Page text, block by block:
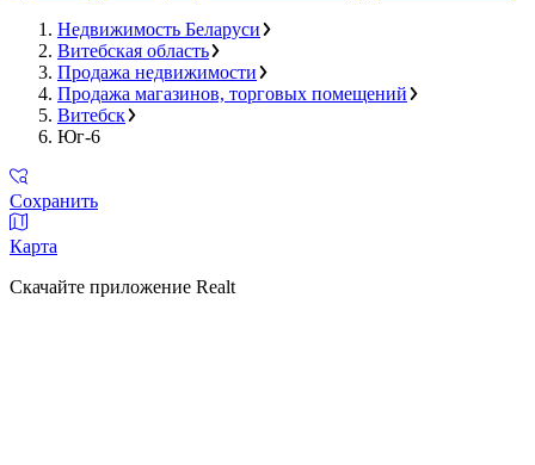
Недвижимость Беларуси
Витебская область
Продажа недвижимости
Продажа магазинов, торговых помещений
Витебск
Юг-6
Сохранить
Карта
Скачайте приложение Realt